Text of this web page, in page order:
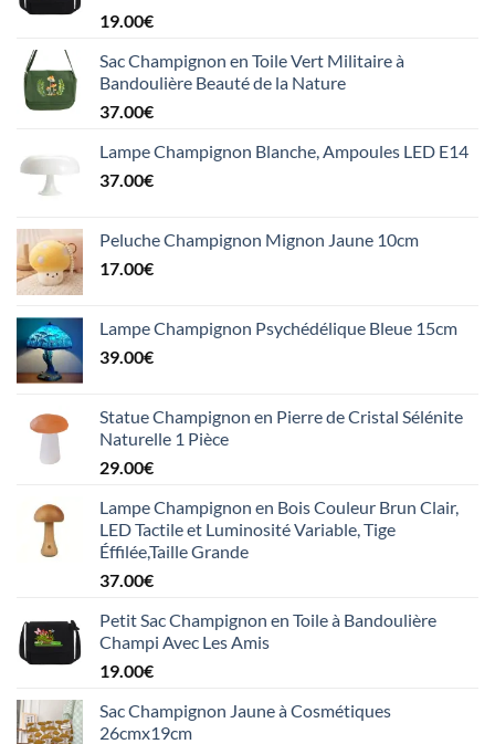
19.00€
Sac Champignon en Toile Vert Militaire à
Bandoulière Beauté de la Nature
37.00€
Lampe Champignon Blanche, Ampoules LED E14
37.00€
Peluche Champignon Mignon Jaune 10cm
17.00€
Lampe Champignon Psychédélique Bleue 15cm
39.00€
Statue Champignon en Pierre de Cristal Sélénite
Naturelle 1 Pièce
29.00€
Lampe Champignon en Bois Couleur Brun Clair,
LED Tactile et Luminosité Variable, Tige
Éffilée,Taille Grande
37.00€
Petit Sac Champignon en Toile à Bandoulière
Champi Avec Les Amis
19.00€
Sac Champignon Jaune à Cosmétiques
26cmx19cm